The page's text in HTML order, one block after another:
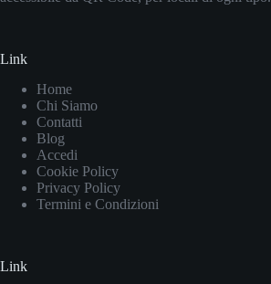
Link
Home
Chi Siamo
Contatti
Blog
Accedi
Cookie Policy
Privacy Policy
Termini e Condizioni
Link